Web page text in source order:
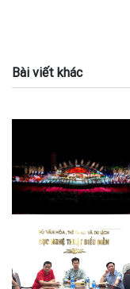
Bài viết khác